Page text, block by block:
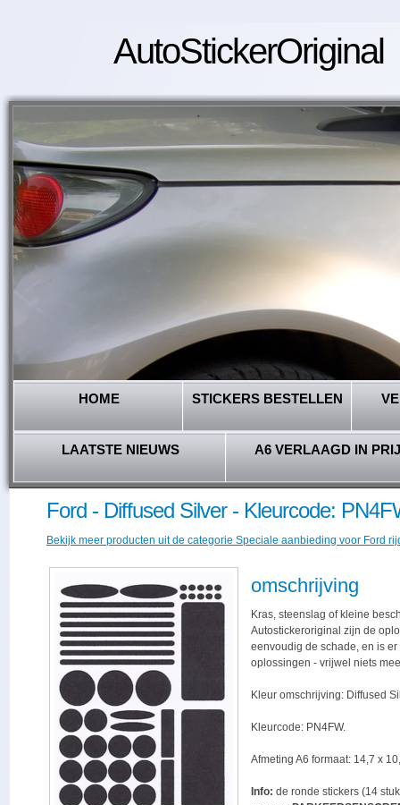
AutoStickerOriginal
HOME STICKERS BESTELLEN
LAATSTE NIEUWS A6 VERLAAGD IN
Ford - Diffused Silver - Kleurcode:
Bekijk meer producten uit de categorie Speciale aanbieding voor Ford
omschrijving
Kras, steenslag of kleine
Autostickeroriginal zijn de
eenvoudig de schade, en is
oplossingen - vrijwel niets
Kleur omschrijving: Diffused
Kleurcode: PN4FW.
Afmeting A6 formaat: 14,7 x
Info: de ronde stickers (14